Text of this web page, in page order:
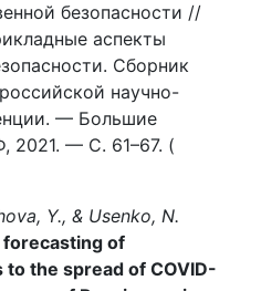
безопасности //
аспекты
Сборник
научно-
— Большиe
— С. 61–67. (
Y., & Usenko, N.
of
the spread of COVID-